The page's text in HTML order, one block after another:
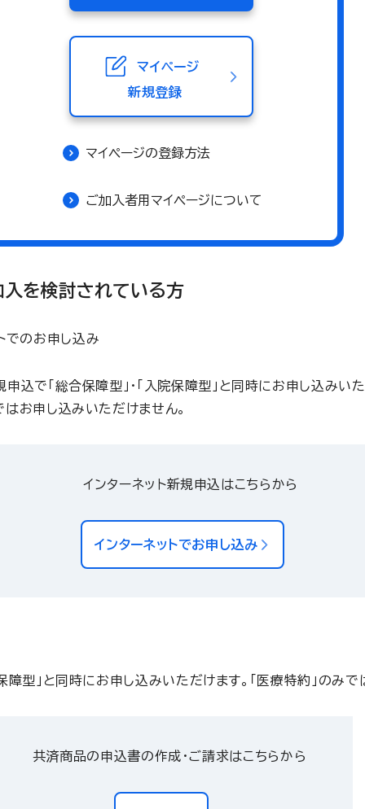
マイページ
新規登録
マイページの登録方法
ご加入者用マイページについて
入を検討されている方
でのお申し込み
申込で「総合保障型」・「入院保障型」と同時にお申し込みい
はお申し込みいただけません。
インターネット新規申込はこちらから
インターネットでお申し込み
保障型」と同時にお申し込みいただけます。「医療特約」のみ
共済商品の申込書の作成・ご請求はこちらから